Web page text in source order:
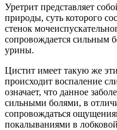
Уретрит представляет
природы, суть которого
стенок
сопровождается сильным
урины.
Цистит имеет такую же
происходит воспаление
означает, что данное
сильными болями, в
сопровождаться
покалываниями в